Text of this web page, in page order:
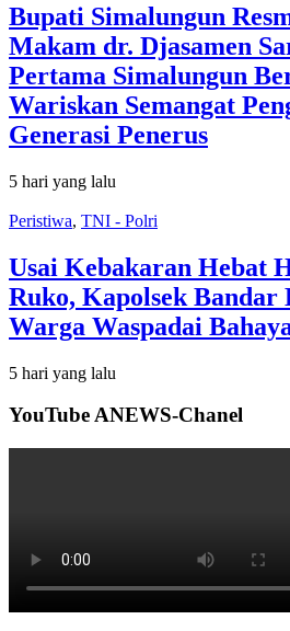
Bupati Simalungun
Makam dr. Djasamen
Pertama Simalungun
Wariskan Semangat
Generasi Penerus
5 hari yang lalu
Peristiwa, TNI - Polri
Usai Kebakaran Hebat
Ruko, Kapolsek
Warga Waspadai
5 hari yang lalu
YouTube ANEWS-Chanel